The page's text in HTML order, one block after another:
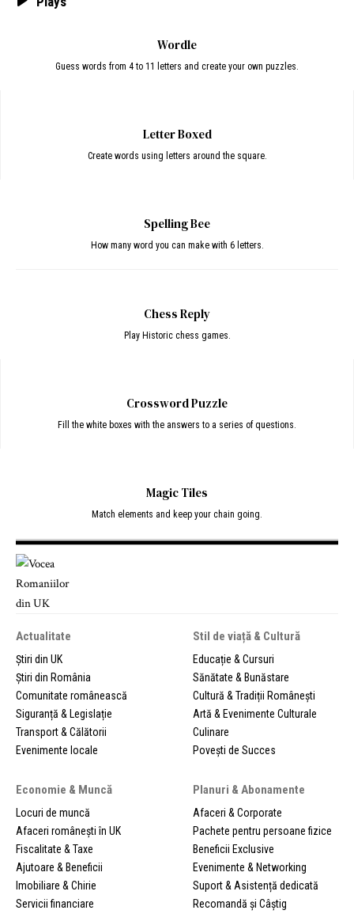
Wordle
Guess words from 4 to 11 letters and create your own puzzles.
Letter Boxed
Create words using letters around the square.
Spelling Bee
How many word you can make with 6 letters.
Chess Reply
Play Historic chess games.
Crossword Puzzle
Fill the white boxes with the answers to a series of questions.
Magic Tiles
Match elements and keep your chain going.
Actualitate
Știri din UK
Știri din România
Comunitate românească
Siguranță & Legislație
Transport & Călătorii
Evenimente locale
Stil de viață & Cultură
Educație & Cursuri
Sănătate & Bunăstare
Cultură & Tradiții Românești
Artă & Evenimente Culturale
Culinare
Povești de Succes
Economie & Muncă
Locuri de muncă
Afaceri românești în UK
Fiscalitate & Taxe
Ajutoare & Beneficii
Imobiliare & Chirie
Servicii financiare
Planuri & Abonamente
Afaceri & Corporate
Pachete pentru persoane fizice
Beneficii Exclusive
Evenimente & Networking
Suport & Asistență dedicată
Recomandă și Câștig